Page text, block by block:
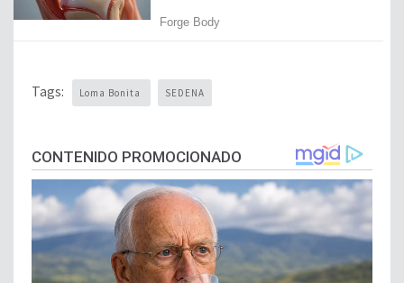
Tags: Loma Bonita SEDENA
CONTENIDO PROMOCIONADO